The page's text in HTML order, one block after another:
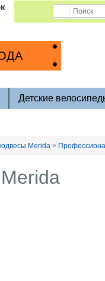
Детские
Merida »